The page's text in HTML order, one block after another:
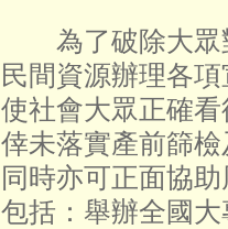
為了破除大眾
民間資源辦理各
使社會大眾正確
倖未落實產前篩
同時亦可正面協
包括：舉辦全國